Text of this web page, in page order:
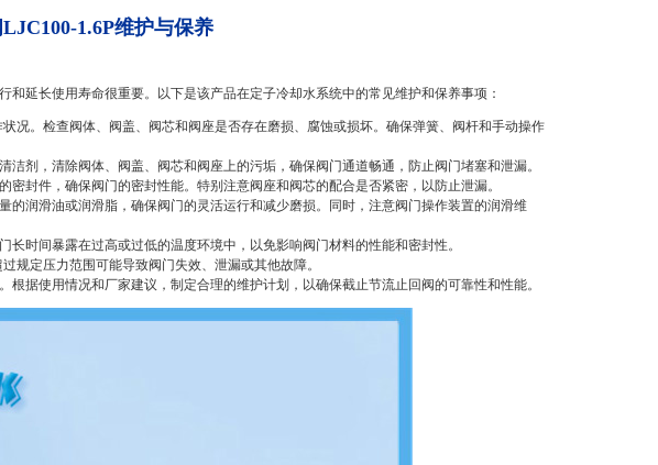
1.6P维护与保养
延长使用寿命很重要。以下是该产品在定子冷却水系统中的常见维护和保养事项：
况。检查阀体、阀盖、阀芯和阀座是否存在磨损、腐蚀或损坏。确保弹簧、阀杆和手动操作
剂，清除阀体、阀盖、阀芯和阀座上的污垢，确保阀门通道畅通，防止阀门堵塞和泄漏。
封件，确保阀门的密封性能。特别注意阀座和阀芯的配合是否紧密，以防止泄漏。
润滑油或润滑脂，确保阀门的灵活运行和减少磨损。同时，注意阀门操作装置的润滑维
时间暴露在过高或过低的温度环境中，以免影响阀门材料的性能和密封性。
规定压力范围可能导致阀门失效、泄漏或其他故障。
据使用情况和厂家建议，制定合理的维护计划，以确保截止节流止回阀的可靠性和性能。